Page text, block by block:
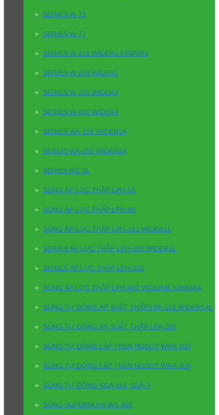
SERIES W-71
SERIES W-77
SERIES W-101 WIDER1 KIWAMI1
SERIES W-200 WIDER2
SERIES W-300 WIDER3
SERIES W-400 WIDER4
SERIES WA-101 WIDER1A
SEREIS WA-200 WIDER2A
SERIES RG-3L
SÚNG ÁP LỰC THẤP LPH-50
SÚNG ÁP LỰC THẤP LPH-80
SÚNG ÁP LỰC THẤP LPH-101 WIDER1L
SERIES ÁP LỰC THẤP LPH-200 WIDER2L
SERIES ÁP LỰC THẤP LPH-300
SÚNG ÁP LỰC THẤP LPH-400 WIDER4L KIWAMI4
SÚNG TỰ ĐỘNG ÁP SUẤT THẤP LPA-101 WIDER1AL
SÚNG TỰ ĐỘNG ÁP SUẤT THẤP LPA-200
SÚNG TỰ ĐỘNG LẮP TRÊN ROBOT WRA-100
SÚNG TỰ ĐỘNG LẮP TRÊN ROBOT WRA-200
SÚNG TỰ ĐỘNG SGA-101 SGA-3
SÚNG SUPERNOVA WS-400